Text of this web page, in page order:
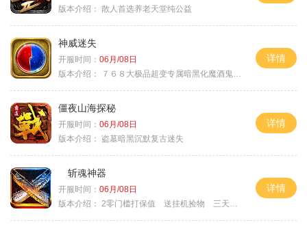
版本介绍： 散人首选养老天堂纯公益
神威迷失
开服时间： 06月/08日
版本介绍：
７６８大极品超变专属暗黑化魔酒鬼微变合击火
详情
僵夜山海探秘
开服时间： 06月/08日
版本介绍：
盗墓暗黑沉默复古迷失
详情
斩魂神器
开服时间： 06月/08日
版本介绍： 2零门槛打保值 送挂机捡物 三天合区
详情